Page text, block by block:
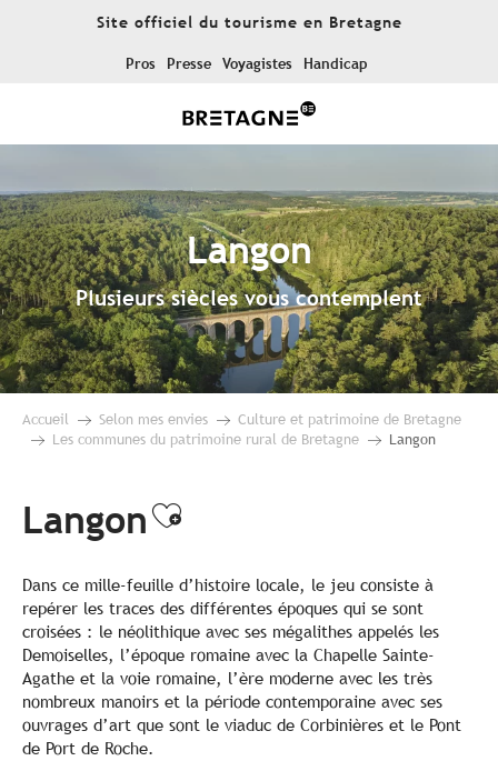
Site officiel du tourisme en Bretagne
Pros Presse Voyagistes Handicap
Langon
Plusieurs siècles vous contemplent
Accueil Selon mes envies
Culture et patrimoine de Bretagne
Les communes du patrimoine rural de Bretagne
Langon
LangonAjouter aux favoris
Dans ce mille-feuille d’histoire locale, le jeu consiste à
repérer les traces des différentes époques qui se sont
croisées : le néolithique avec ses mégalithes appelés les
Demoiselles, l’époque romaine avec la Chapelle Sainte-
Agathe et la voie romaine, l’ère moderne avec les très
nombreux manoirs et la période contemporaine avec ses
ouvrages d’art que sont le viaduc de Corbinières et le Pont
de Port de Roche.